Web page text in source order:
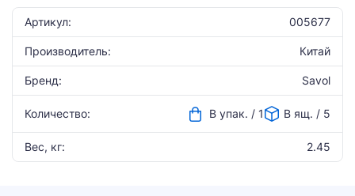
Артикул: 005677
Производитель: Китай
Бренд: Savol
Количество: В упак. / 1 В ящ. / 5
Вес, кг: 2.45